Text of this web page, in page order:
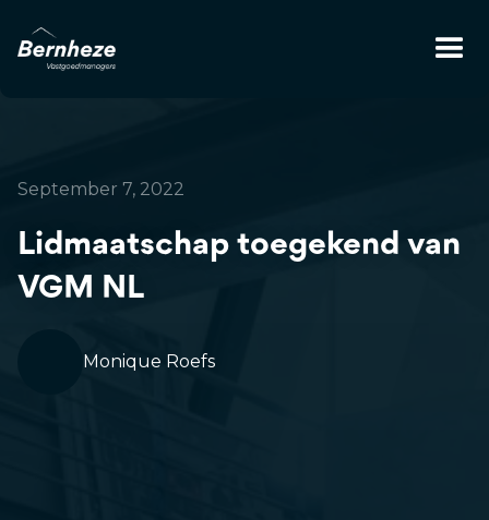
September 7, 2022
Lidmaatschap toegekend van
VGM NL
Monique Roefs